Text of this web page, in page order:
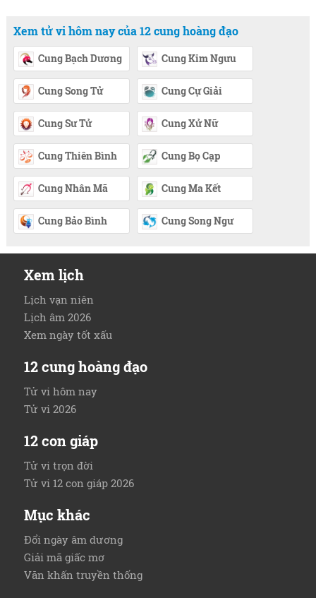
Xem tử vi hôm nay của 12 cung hoàng đạo
Cung Bạch Dương Cung Kim Ngưu
Cung Song Tử Cung Cự Giải
Cung Sư Tử Cung Xử Nữ
Cung Thiên Bình Cung Bọ Cạp
Cung Nhân Mã Cung Ma Kết
Cung Bảo Bình Cung Song Ngư
Xem lịch
Lịch vạn niên
Lịch âm 2026
Xem ngày tốt xấu
12 cung hoàng đạo
Tử vi hôm nay
Tử vi 2026
12 con giáp
Tử vi trọn đời
Tử vi 12 con giáp 2026
Mục khác
Đổi ngày âm dương
Giải mã giấc mơ
Văn khấn truyền thống